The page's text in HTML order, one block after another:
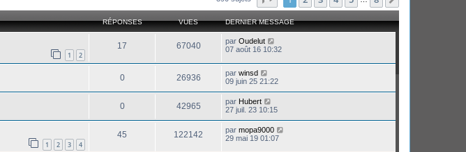
RÉPONSES VUES DERNIER MESSAGE
1 2
17 67040 par Oudelut
07 août 16 10:32
0 26936 par winsd
09 juin 25 21:22
0 42965 par Hubert
27 juil. 23 10:15
1 2 3 4
45 122142 par mopa9000
29 mai 19 01:07